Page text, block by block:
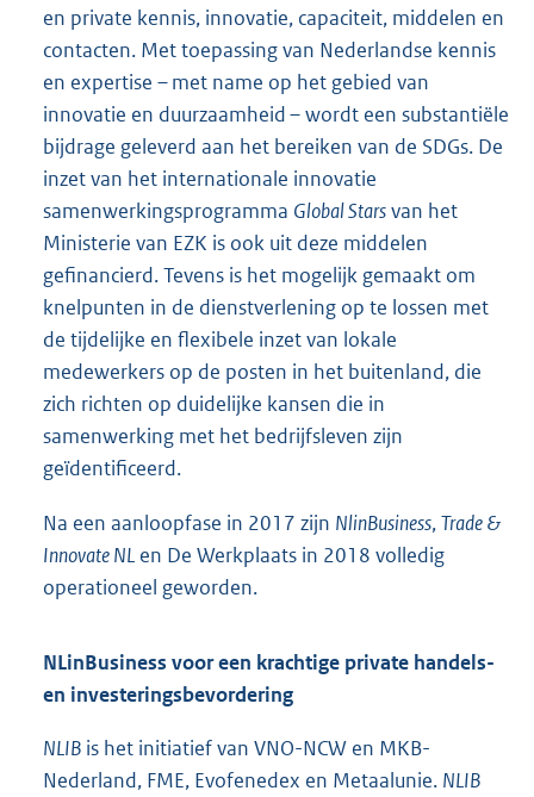
en private kennis, innovatie, capaciteit, middelen en
contacten. Met toepassing van Nederlandse kennis
en expertise – met name op het gebied van
innovatie en duurzaamheid – wordt een substantiële
bijdrage geleverd aan het bereiken van de SDGs. De
inzet van het internationale innovatie
samenwerkingsprogramma Global Starsvan het
Ministerie van EZK is ook uit deze middelen
gefinancierd. Tevens is het mogelijk gemaakt om
knelpunten in de dienstverlening op te lossen met
de tijdelijke en flexibele inzet van lokale
medewerkers op de posten in het buitenland, die
zich richten op duidelijke kansen die in
samenwerking met het bedrijfsleven zijn
geïdentificeerd.
Na een aanloopfase in 2017 zijn NlinBusiness,Trade &
Innovate NL en De Werkplaats in 2018 volledig
operationeel geworden.
NLinBusiness voor een krachtige private handels-
en investeringsbevordering
NLIB is het initiatief van VNO-NCW en MKB-
Nederland, FME, Evofenedex en Metaalunie. NLIB